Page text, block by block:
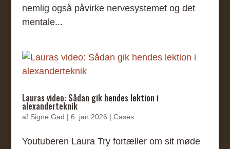
nemlig også påvirke nervesystemet og det
mentale...
Lauras video: Sådan gik hendes lektion i
alexanderteknik
af Signe Gad | 6. jan 2026 | Cases
Youtuberen Laura Try fortæller om sit møde